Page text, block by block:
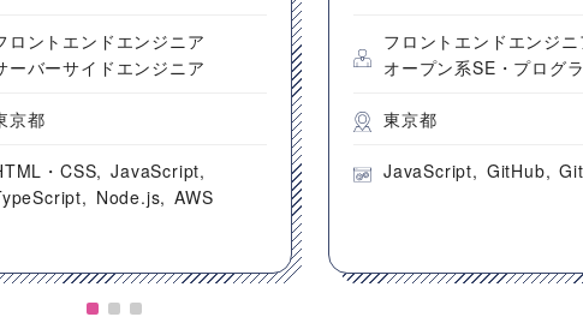
ロントエンドエンジニア
ーバーサイドエンジニア
京都
・CSS
JavaScript
Node.js AWS
フロントエンドエンジニ
オープン系SE・プログ
東京都
JavaScript GitHub Git